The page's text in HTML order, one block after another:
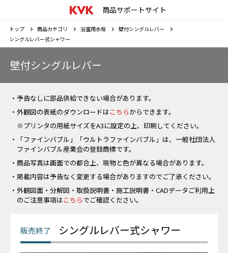
商品サポートサイト
トップ 商品カテゴリ 浴室用水栓
壁付シングルレバー
シングルレバー式シャワー
壁付シングルレバー
・予告なしに部品供給できない場合があります。
・外観図の表紙のダウンロードはこちらからできます。
※プリンタの用紙サイズをA3に設定の上、印刷してください。
・「ファインバブル」「ウルトラファインバブル」は、一般社団法人
ファインバブル産業会の登録商標です。
・商品写真は画面での都合上、現物と色が異なる場合があります。
・掲載内容は予告なく変更する場合がありますのでご了承ください。
・外観図面・分解図・取扱説明書・施工説明書・CADデータご利用上
のご注意事項はこちらでご確認ください。
シングルレバー式シャワー